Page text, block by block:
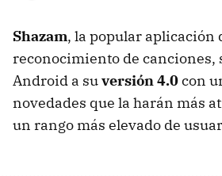
Shazam, la popular aplicación
reconocimiento de canciones,
Android a suversión 4.0con
novedades que la harán más
un rango más elevado de